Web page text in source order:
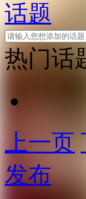
话题
热门话
上一页
发布